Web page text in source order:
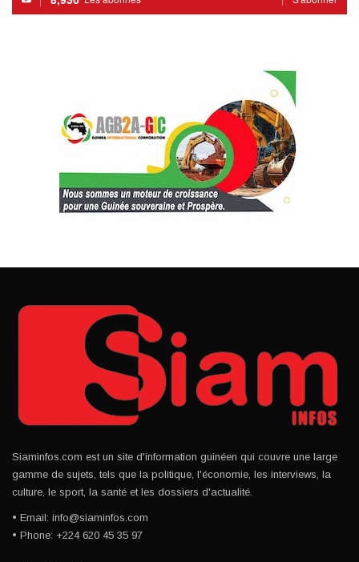
Siaminfos.com est un site d'information guinéen qui couvre une large
gamme de sujets, tels que la politique, l'économie, les interviews, la
culture, le sport, la santé et les dossiers d'actualité.
• Email: info@siaminfos.com
• Phone: +224 620 45 35 97